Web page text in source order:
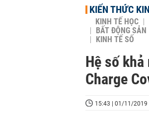
KIẾN THỨC
KINH TẾ HỌC
BẤT ĐỘNG SẢN
KINH TẾ SỐ
Hệ số
Charge
15:43 | 01/11/2019